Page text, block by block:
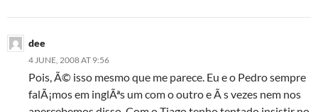
dee
4 JUNE, 2008 AT 9:56
Pois, Ã© isso mesmo que me parece. Eu e o Pedro sempre
falÃ¡mos em inglÃªs um com o outro e Ã s vezes nem nos